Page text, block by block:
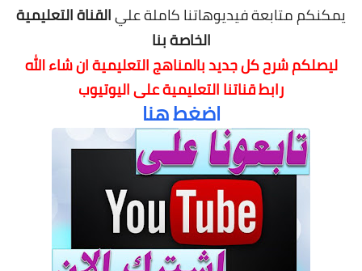
يمكنكم متابعة فيديوهاتنا كاملة عليالقناة التعليمية
الخاصة بنا
ليصلكم شرح كل جديد بالمناهج التعليميةان شاء الله
رابط قناتنا التعليمية على اليوتيوب
اضغط هنا